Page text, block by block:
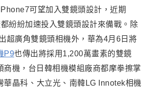
可望加入雙鏡頭設計，近期
紛紛加速投入雙鏡頭設計來備戰。除
超廣角雙鏡頭相機外， 華為4月6日將
P9也傳出將採用1,200萬畫素的雙鏡
商機，台日韓相機模組廠商都摩拳擦掌
華晶科 、 大立光 、 南韓LG Innotek相機